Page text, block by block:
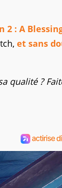
2 : A
et sans
qualité ?